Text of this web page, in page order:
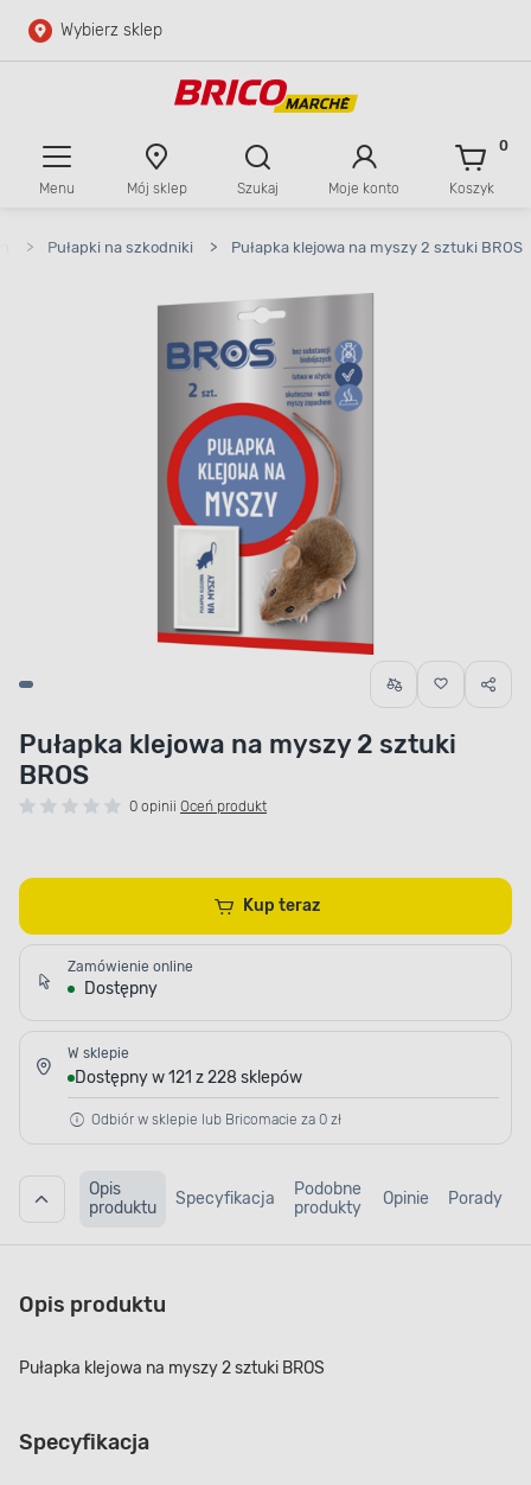
Przejdź do głównej zawartości
Wybierz sklep
Menu Mój sklep Szukaj Moje konto Koszyk
0
> Pułapki na szkodniki > Pułapka klejowa na myszy 2 sztuki BROS
Pułapka klejowa na myszy 2 sztuki
BROS
0 opinii Oceń produkt
Kup teraz
Zamówienie online
Dostępny
W sklepie
Dostępny w 121 z 228 sklepów
Odbiór w sklepie lub Bricomacie za 0 zł
Opis
produktu
Specyfikacja
Podobne
produkty
Opinie Porady
Opis produktu
Pułapka klejowa na myszy 2 sztuki BROS
Specyfikacja